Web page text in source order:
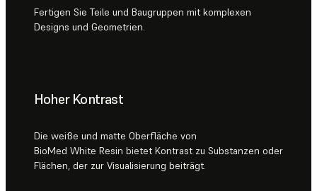
Fertigen Sie Teile und Baugruppen mit komplexen
Designs und Geometrien.
Hoher Kontrast
Die weiße und matte Oberfläche von
BioMed White Resin bietet Kontrast zu Substanzen oder
Flächen, der zur Visualisierung beiträgt.